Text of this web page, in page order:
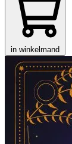
in winkelmand